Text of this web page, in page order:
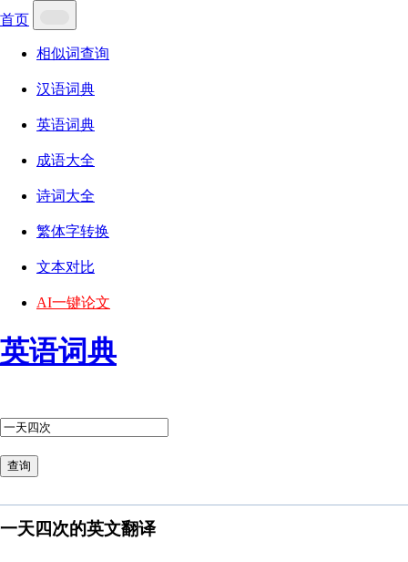
首页
相似词查询
汉语词典
英语词典
成语大全
诗词大全
繁体字转换
文本对比
AI一键论文
英语词典
查询
一天四次的英文翻译